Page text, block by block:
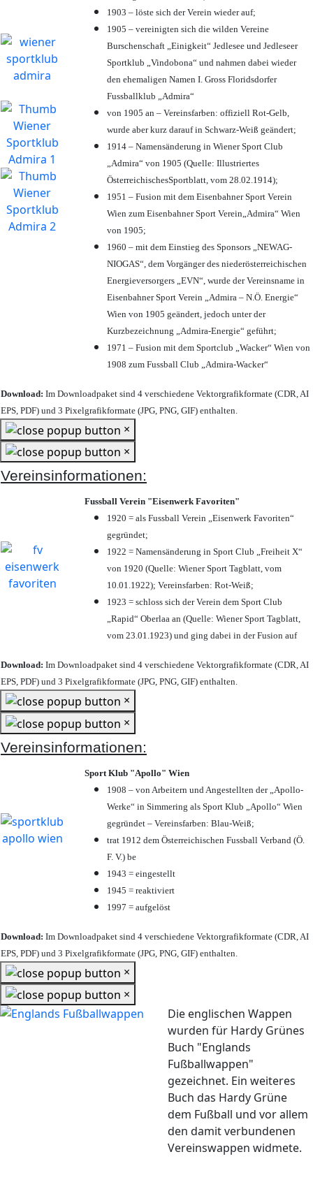
1903 – löste sich der Verein wieder auf;
1905 – vereinigten sich die wilden Vereine
Burschenschaft „Einigkeit“ Jedlesee und Jedleseer
Sportklub „Vindobona“ und nahmen dabei wieder
den ehemaligen Namen I. Gross Floridsdorfer
Fussballklub „Admira“
von 1905 an – Vereinsfarben: offiziell Rot-Gelb,
wurde aber kurz darauf in Schwarz-Weiß geändert;
1914 – Namensänderung in Wiener Sport Club
„Admira“ von 1905 (Quelle: Illustriertes
ÖsterreichischesSportblatt, vom 28.02.1914);
1951 – Fusion mit dem Eisenbahner Sport Verein
Wien zum Eisenbahner Sport Verein„Admira“ Wien
von 1905;
1960 – mit dem Einstieg des Sponsors „NEWAG-
NIOGAS“, dem Vorgänger des niederösterreichischen
Energieversorgers „EVN“, wurde der Vereinsname in
Eisenbahner Sport Verein „Admira – N.Ö. Energie“
Wien von 1905 geändert, jedoch unter der
Kurzbezeichnung „Admira-Energie“ geführt;
1971 – Fusion mit dem Sportclub „Wacker“ Wien von
1908 zum Fussball Club „Admira-Wacker“
Download: Im Downloadpaket sind 4 verschiedene Vektorgrafikformate (CDR, AI
EPS, PDF) und 3 Pixelgrafikformate (JPG, PNG, GIF) enthalten.
×
×
Vereinsinformationen:
Fussball Verein "Eisenwerk Favoriten"
1920 = als Fussball Verein „Eisenwerk Favoriten“
gegründet;
1922 = Namensänderung in Sport Club „Freiheit X“
von 1920 (Quelle: Wiener Sport Tagblatt, vom
10.01.1922); Vereinsfarben: Rot-Weiß;
1923 = schloss sich der Verein dem Sport Club
„Rapid“ Oberlaa an (Quelle: Wiener Sport Tagblatt,
vom 23.01.1923) und ging dabei in der Fusion auf
Download: Im Downloadpaket sind 4 verschiedene Vektorgrafikformate (CDR, AI
EPS, PDF) und 3 Pixelgrafikformate (JPG, PNG, GIF) enthalten.
×
×
Vereinsinformationen:
Sport Klub "Apollo" Wien
1908 – von Arbeitern und Angestellten der „Apollo-
Werke“ in Simmering als Sport Klub „Apollo“ Wien
gegründet – Vereinsfarben: Blau-Weiß;
trat 1912 dem Österreichischen Fussball Verband (Ö.
F. V.) be
1943 = eingestellt
1945 = reaktiviert
1997 = aufgelöst
Download: Im Downloadpaket sind 4 verschiedene Vektorgrafikformate (CDR, AI
EPS, PDF) und 3 Pixelgrafikformate (JPG, PNG, GIF) enthalten.
×
×
Die englischen Wappen
wurden für Hardy Grünes
Buch "Englands
Fußballwappen"
gezeichnet. Ein weiteres
Buch das Hardy Grüne
dem Fußball und vor allem
den damit verbundenen
Vereinswappen widmete.